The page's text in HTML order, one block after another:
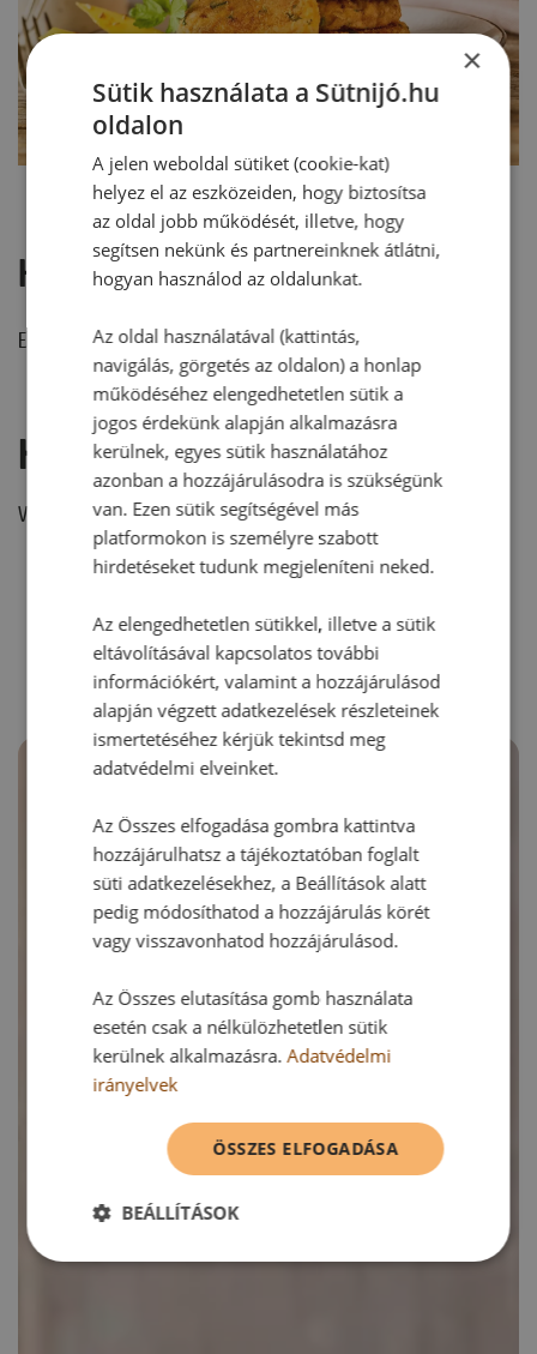
Hozzászólások
Ehhez a recepthez még nem érkezett hozzászólás.
Hozzászólás írása
Vélemény írásához, kérjük,jelentkezz be!
RECEPTAJÁNLÓ
×
Sütik használata a Sütnijó.hu
oldalon
A jelen weboldal sütiket (cookie-kat)
helyez el az eszközeiden, hogy biztosítsa
az oldal jobb működését, illetve, hogy
segítsen nekünk és partnereinknek átlátni,
hogyan használod az oldalunkat.
Az oldal használatával (kattintás,
navigálás, görgetés az oldalon) a honlap
működéséhez elengedhetetlen sütik a
jogos érdekünk alapján alkalmazásra
kerülnek, egyes sütik használatához
azonban a hozzájárulásodra is szükségünk
van. Ezen sütik segítségével más
platformokon is személyre szabott
hirdetéseket tudunk megjeleníteni neked.
Az elengedhetetlen sütikkel, illetve a sütik
eltávolításával kapcsolatos további
információkért, valamint a hozzájárulásod
alapján végzett adatkezelések részleteinek
ismertetéséhez kérjük tekintsd meg
adatvédelmi elveinket.
Az Összes elfogadása gombra kattintva
hozzájárulhatsz a tájékoztatóban foglalt
süti adatkezelésekhez, a Beállítások alatt
pedig módosíthatod a hozzájárulás körét
vagy visszavonhatod hozzájárulásod.
Az Összes elutasítása gomb használata
esetén csak a nélkülözhetetlen sütik
kerülnek alkalmazásra.Adatvédelmi
irányelvek
ÖSSZES ELFOGADÁSA
BEÁLLÍTÁSOK